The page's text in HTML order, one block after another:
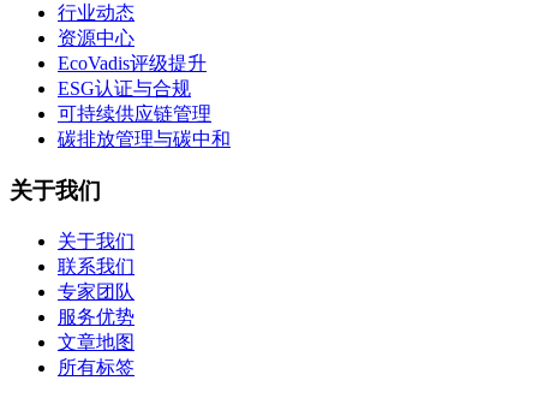
行业动态
资源中心
EcoVadis评级提升
ESG认证与合规
可持续供应链管理
碳排放管理与碳中和
关于我们
关于我们
联系我们
专家团队
服务优势
文章地图
所有标签